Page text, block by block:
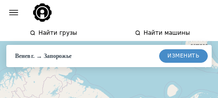
Найти грузы Найти машины
Венев г. → Запорожье ИЗМЕНИТЬ